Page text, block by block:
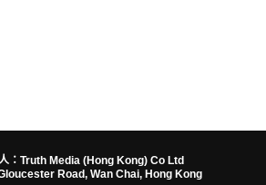
：Truth Media (Hong Kong) Co Ltd
Road, Wan Chai, Hong Kong